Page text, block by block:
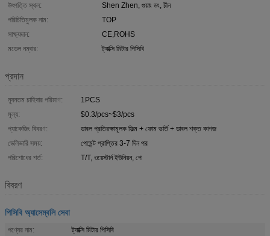
উৎপত্তি স্থল:
Shen Zhen, গুয়াং ডং, চীন
পরিচিতিমুলক নাম:
TOP
সাক্ষ্যদান:
CE,ROHS
মডেল নম্বার:
ট্যাক্সি মিটার পিসিবি
প্রদান
ন্যূনতম চাহিদার পরিমাণ:
1PCS
মূল্য:
$0.3/pcs~$3/pcs
প্যাকেজিং বিবরণ:
ডাবল প্রতিরক্ষামূলক ফিল্ম + ফোম ভর্তি + ডাবল শক্ত কাগজ
ডেলিভারি সময়:
পেমেন্ট প্রাপ্তির 3-7 দিন পর
পরিশোধের শর্ত:
T/T, ওয়েস্টার্ন ইউনিয়ন, পে
বিবরণ
পিসিবি অ্যাসেম্বলি সেবা
পণ্যের নাম:
ট্যাক্সি মিটার পিসিবি